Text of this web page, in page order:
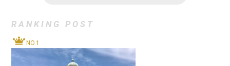
RANKING POST
NO.1